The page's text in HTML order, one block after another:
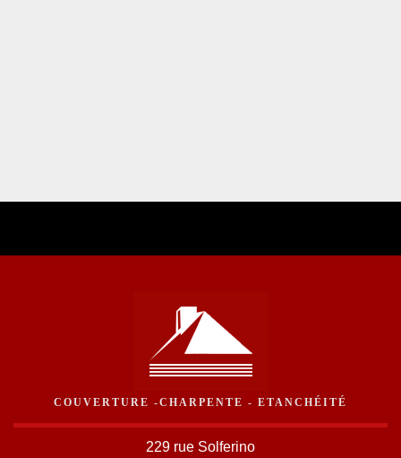
COUVERTURE -CHARPENTE - ETANCHÉITÉ
229 rue Solferino